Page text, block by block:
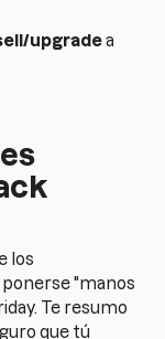
upgradea
los
"manos
Te resumo
que tú